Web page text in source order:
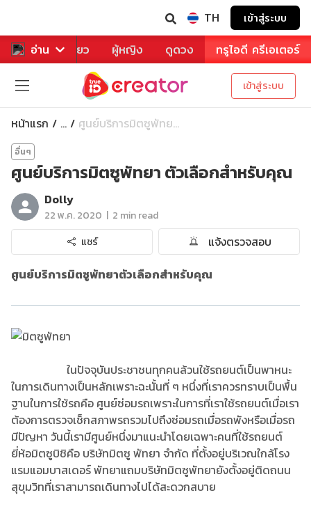
TH เข้าสู่ระบบ
อ่าน
หาร ท่องเที่ยว ผู้หญิง ดูดวง ทรูไอดี ครีเอเตอร์
เข้าสู่ระบบ
หน้าแรก ... ศูนย์บริการมิตซูพัทย...
อื่นๆ
ศูนย์บริการมิตซูพัทยา ตัวเลือกสำหรับคุณ
Dolly
22 พ.ค. 2020 | 2 min read
แชร์
แจ้งตรวจสอบ
ศูนย์บริการมิตซูพัทยาตัวเลือกสำหรับคุณ
ในปัจจุบันประชาชนทุกคนล้วนใช้รถยนต์เป็นพาหนะ
ในการเดินทางเป็นหลักเพราะฉะนั้นที่ ๆ หนึ่งที่เราควรทราบเป็นพื้น
ฐานในการใช้รถคือ ศูนย์ซ่อมรถเพราะในการที่เราใช้รถยนต์เมื่อเรา
ต้องการตรวจเช็กสภาพรถรวมไปถึงซ่อมรถเมื่อรถพังหรือเมื่อรถ
มีปัญหา วันนี้เรามีศูนย์หนึ่งมาแนะนำโดยเฉพาะคนที่ใช้รถยนต์
ยี่ห้อมิตซูบิชิคือ บริษัทมิตซู พัทยา จำกัด ที่ตั้งอยู่บริเวณใกล้โรง
แรมแอมบาสเดอร์ พัทยาแถมบริษัทมิตซูพัทยายังตั้งอยู่ติดถนน
สุขุมวิทที่เราสามารถเดินทางไปได้สะดวกสบาย